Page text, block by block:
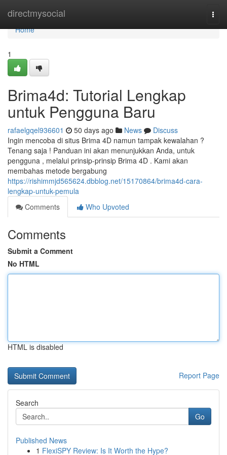
directmysocial
Home
Home
1
Brima4d: Tutorial Lengkap
untuk Pengguna Baru
rafaelgqel936601 50 days ago News
Discuss
Ingin mencoba di situs Brima 4D namun tampak kewalahan ?
Tenang saja ! Panduan ini akan menunjukkan Anda, untuk
pengguna , melalui prinsip-prinsip Brima 4D . Kami akan
membahas metode bergabung
https://rishimmjd565624.dbblog.net/15170864/brima4d-cara-
lengkap-untuk-pemula
Comments
Who Upvoted
Comments
Submit a Comment
No HTML
HTML is disabled
Report Page
Search
Go
Published News
1 FlexiSPY Review: Is It Worth the Hype?